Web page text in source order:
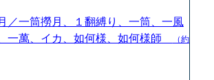
／一筒撈月、１翻縛り、一筒、一風
一萬、イカ、如何様、如何様師
（約